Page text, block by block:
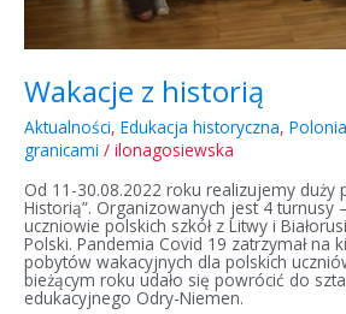
Wakacje z historią
Aktualności, Edukacja historyczna,
granicami / ilonagosiewska
Od 11-30.08.2022 roku realizujemy duży
Historią”. Organizowanych jest 4 turnusy
uczniowie polskich szkół z Litwy i
Polski. Pandemia Covid 19 zatrzymał na
pobytów wakacyjnych dla polskich
bieżącym roku udało się powrócić do
edukacyjnego Odry-Niemen.